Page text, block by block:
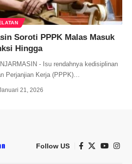
Soroti PPPK Malas Masuk
Hingga
- Isu rendahnya kedisiplinan
Perjanjian Kerja (PPPK)…
21, 2026
Follow US